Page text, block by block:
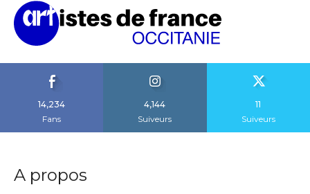
14,234
Fans
4,144
Suiveurs
11
Suiveurs
A propos